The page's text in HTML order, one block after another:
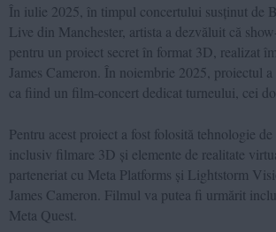
În iulie 2025, în timpul concertului susținut de
Live din Manchester, artista a dezvăluit că
pentru un proiect secret în format 3D, realizat
James Cameron. În noiembrie 2025, proiectul
ca fiind un film-concert dedicat turneului, cei
Pentru acest proiect a fost folosită tehnologie de
inclusiv filmare 3D și elemente de realitate
parteneriat cu Meta Platforms și Lightstorm
James Cameron. Filmul va putea fi urmărit
Meta Quest.